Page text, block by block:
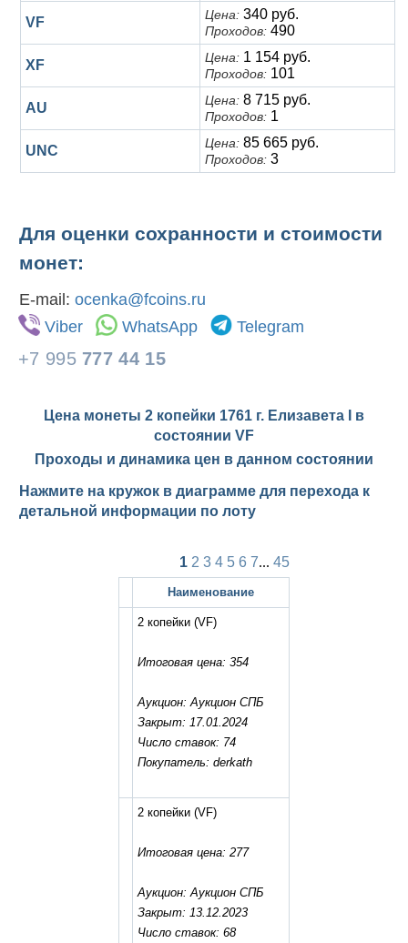
VF Цена: 340 руб.
Проходов: 490
XF Цена: 1 154 руб.
Проходов: 101
AU Цена: 8 715 руб.
Проходов: 1
UNC Цена: 85 665 руб.
Проходов: 3
Для оценки сохранности и стоимости
монет:
E-mail: ocenka@fcoins.ru
Viber
WhatsApp Telegram
+7 995 777 44 15
Цена монеты 2 копейки 1761 г. Елизавета I в
состоянии VF
Проходы и динамика цен в данном состоянии
Нажмите на кружок в диаграмме для перехода к
детальной информации по лоту
1 2 3 4 5 6 7... 45
Наименование
2 копейки (VF)
Итоговая цена: 354
Аукцион: Аукцион СПБ
Закрыт: 17.01.2024
Число ставок: 74
Покупатель: derkath
2 копейки (VF)
Итоговая цена: 277
Аукцион: Аукцион СПБ
Закрыт: 13.12.2023
Число ставок: 68